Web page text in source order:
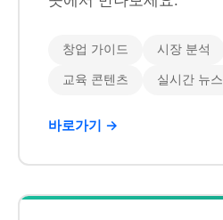
창업 가이드 시장 분석
교육 콘텐츠 실시간 뉴스
바로가기 →